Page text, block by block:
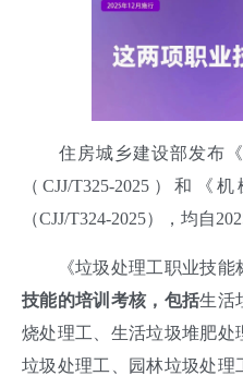
住房城乡建设部发布
（CJJ/T325-2025）和《
（CJJ/T324-2025），均自
《垃圾处理工职业技能
技能的培训考核，包括生活
烧处理工、生活垃圾堆肥
垃圾处理工、园林垃圾处理